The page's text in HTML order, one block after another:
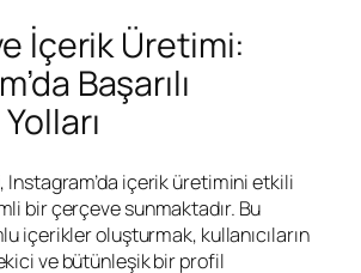
İçerik Üretimi:
Başarılı
içerik üretimini etkili
bir çerçeve sunmaktadır. Bu
içerikler oluşturmak, kullanıcıların
ve bütünleşik bir profil